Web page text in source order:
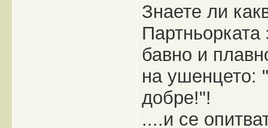
Знаете ли
Партньорката
бавно и
на ушенцето:
добре!"!
....и се